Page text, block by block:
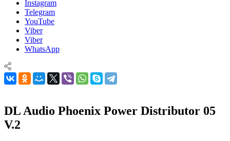
Instagram
Telegram
YouTube
Viber
Viber
WhatsApp
DL Audio Phoenix Power Distributor 05
V.2